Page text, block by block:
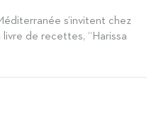
s’invitent chez
de recettes, “Harissa
Mireille Sanchez, auteure